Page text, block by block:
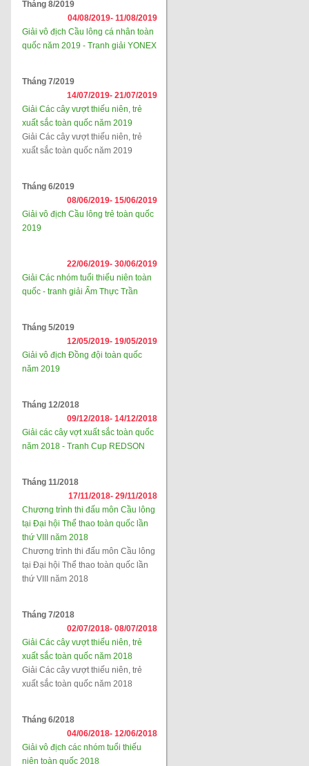
Tháng 8/2019
04/08/2019- 11/08/2019
Giải vô địch Cầu lông cá nhân toàn
quốc năm 2019 - Tranh giải YONEX
Tháng 7/2019
14/07/2019- 21/07/2019
Giải Các cây vượt thiếu niên, trẻ
xuất sắc toàn quốc năm 2019
Giải Các cây vượt thiếu niên, trẻ
xuất sắc toàn quốc năm 2019
Tháng 6/2019
08/06/2019- 15/06/2019
Giải vô địch Cầu lông trẻ toàn quốc
2019
22/06/2019- 30/06/2019
Giải Các nhóm tuổi thiếu niên toàn
quốc - tranh giải Ẩm Thực Trần
Tháng 5/2019
12/05/2019- 19/05/2019
Giải vô địch Đồng đội toàn quốc
năm 2019
Tháng 12/2018
09/12/2018- 14/12/2018
Giải các cây vợt xuất sắc toàn quốc
năm 2018 - Tranh Cup REDSON
Tháng 11/2018
17/11/2018- 29/11/2018
Chương trình thi đấu môn Cầu lông
tại Đại hội Thể thao toàn quốc lần
thứ VIII năm 2018
Chương trình thi đấu môn Cầu lông
tại Đại hội Thể thao toàn quốc lần
thứ VIII năm 2018
Tháng 7/2018
02/07/2018- 08/07/2018
Giải Các cây vượt thiếu niên, trẻ
xuất sắc toàn quốc năm 2018
Giải Các cây vượt thiếu niên, trẻ
xuất sắc toàn quốc năm 2018
Tháng 6/2018
04/06/2018- 12/06/2018
Giải vô địch các nhóm tuổi thiếu
niên toàn quốc 2018